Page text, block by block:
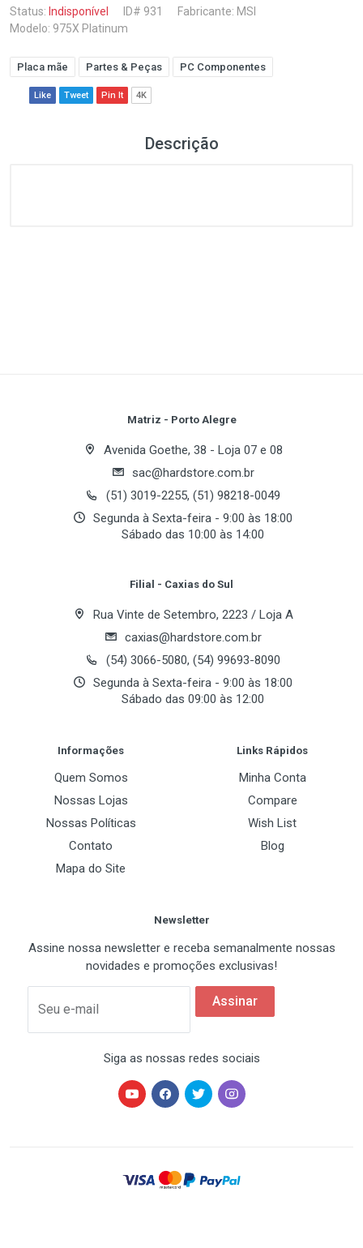
Status: Indisponível ID# 931 Fabricante: MSI
Modelo: 975X Platinum
Placa mãe Partes & Peças PC Componentes
Like Tweet Pin It 4K
Descrição
Your Name
Email Address
Matriz - Porto Alegre
Avenida Goethe, 38 - Loja 07 e 08
sac@hardstore.com.br
(51) 3019-2255, (51) 98218-0049
Segunda à Sexta-feira - 9:00 às 18:00
Sábado das 10:00 às 14:00
Filial - Caxias do Sul
Rua Vinte de Setembro, 2223 / Loja A
caxias@hardstore.com.br
(54) 3066-5080, (54) 99693-8090
Segunda à Sexta-feira - 9:00 às 18:00
Sábado das 09:00 às 12:00
Informações
Quem Somos
Nossas Lojas
Nossas Políticas
Contato
Mapa do Site
Links Rápidos
Minha Conta
Compare
Wish List
Blog
Newsletter
Assine nossa newsletter e receba semanalmente nossas
novidades e promoções exclusivas!
Seu e-mail
Assinar
Siga as nossas redes sociais